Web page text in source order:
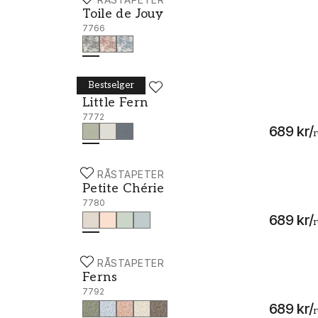
Toile de Jouy
7766
Bestselger
BORÅSTAPETER
Little Fern
7772
689 kr/
Little Fern - 7772
BORÅSTAPETER
Petite Chérie
7780
689 kr/
Petite Chérie - 7780
BORÅSTAPETER
Ferns
7792
689 kr/
Ferns - 7792